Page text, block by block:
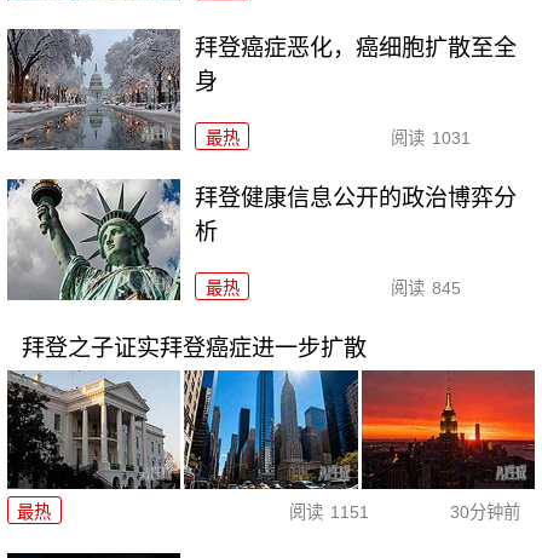
拜登癌症恶化，癌细胞扩散至全
身
最热 阅读 1031
拜登健康信息公开的政治博弈分
析
最热 阅读 845
拜登之子证实拜登癌症进一步扩散
最热 阅读 1151 30分钟前